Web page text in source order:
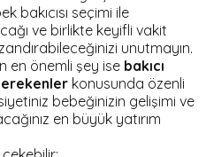
bakıcısı seçimi ile
ve birlikte keyifli vakit
unutmayın.
en önemli şey ise bakıcı
konusunda özenli
bebeğinizin gelişimi ve
en büyük yatırım